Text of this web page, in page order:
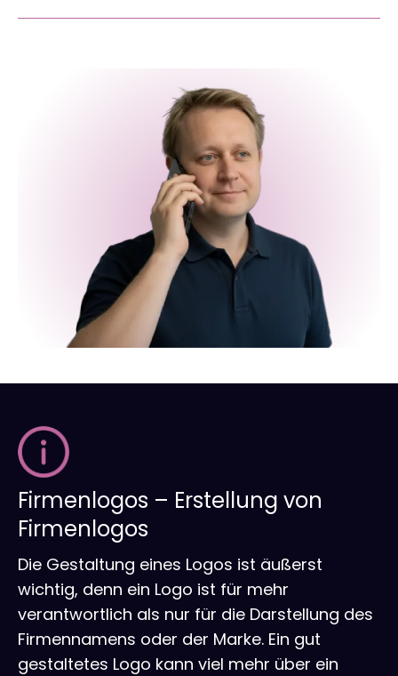
Firmenlogos – Erstellung von
Firmenlogos
Die Gestaltung eines Logos ist äußerst
wichtig, denn ein Logo ist für mehr
verantwortlich als nur für die Darstellung des
Firmennamens oder der Marke. Ein gut
gestaltetes Logo kann viel mehr über ein